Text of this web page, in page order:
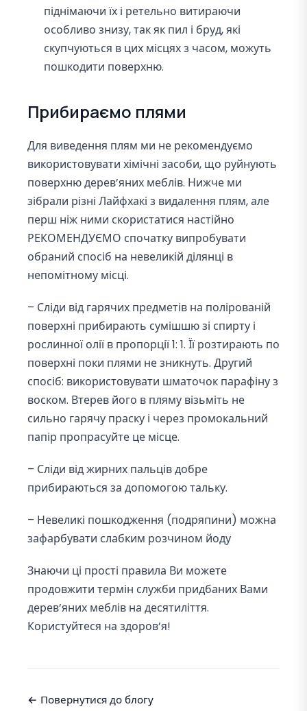
піднімаючи їх і ретельно витираючи
особливо знизу, так як пил і бруд, які
скупчуються в цих місцях з часом, можуть
пошкодити поверхню.
Прибираємо плями
Для виведення плям ми не рекомендуємо
використовувати хімічні засоби, що руйнують
поверхню дерев’яних меблів. Нижче ми
зібрали різні Лайфхакі з видалення плям, але
перш ніж ними скористатися настійно
РЕКОМЕНДУЄМО спочатку випробувати
обраний спосіб на невеликій ділянці в
непомітному місці.
– Сліди від гарячих предметів на полірованій
поверхні прибирають сумішшю зі спирту і
рослинної олії в пропорції 1: 1. Її розтирають по
поверхні поки плями не зникнуть. Другий
спосіб: використовувати шматочок парафіну з
воском. Втерев його в пляму візьміть не
сильно гарячу праску і через промокальний
папір пропрасуйте це місце.
– Сліди від жирних пальців добре
прибираються за допомогою тальку.
– Невеликі пошкодження (подряпини) можна
зафарбувати слабким розчином йоду
Знаючи ці прості правила Ви можете
продовжити термін служби придбаних Вами
дерев’яних меблів на десятиліття.
Користуйтеся на здоров’я!
← Повернутися до блогу